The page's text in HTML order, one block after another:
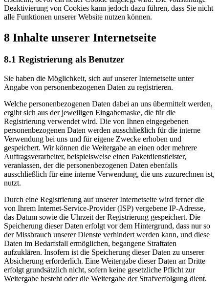
Deaktivierung von Cookies kann jedoch dazu führen, dass Sie nicht
alle Funktionen unserer Website nutzen können.
8 Inhalte unserer Internetseite
8.1 Registrierung als Benutzer
Sie haben die Möglichkeit, sich auf unserer Internetseite unter
Angabe von personenbezogenen Daten zu registrieren.
Welche personenbezogenen Daten dabei an uns übermittelt werden,
ergibt sich aus der jeweiligen Eingabemaske, die für die
Registrierung verwendet wird. Die von Ihnen eingegebenen
personenbezogenen Daten werden ausschließlich für die interne
Verwendung bei uns und für eigene Zwecke erhoben und
gespeichert. Wir können die Weitergabe an einen oder mehrere
Auftragsverarbeiter, beispielsweise einen Paketdienstleister,
veranlassen, der die personenbezogenen Daten ebenfalls
ausschließlich für eine interne Verwendung, die uns zuzurechnen ist,
nutzt.
Durch eine Registrierung auf unserer Internetseite wird ferner die
von Ihrem Internet-Service-Provider (ISP) vergebene IP-Adresse,
das Datum sowie die Uhrzeit der Registrierung gespeichert. Die
Speicherung dieser Daten erfolgt vor dem Hintergrund, dass nur so
der Missbrauch unserer Dienste verhindert werden kann, und diese
Daten im Bedarfsfall ermöglichen, begangene Straftaten
aufzuklären. Insofern ist die Speicherung dieser Daten zu unserer
Absicherung erforderlich. Eine Weitergabe dieser Daten an Dritte
erfolgt grundsätzlich nicht, sofern keine gesetzliche Pflicht zur
Weitergabe besteht oder die Weitergabe der Strafverfolgung dient.